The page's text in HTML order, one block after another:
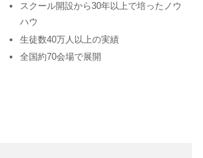
スクール開設から30年以上で培ったノウ
ハウ
生徒数40万人以上の実績
全国約70会場で展開